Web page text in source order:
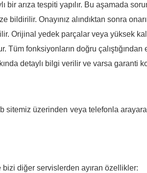
arıza tespiti yapılır. Bu aşamada
Onayınız alındıktan sonra
Orijinal yedek parçalar veya yüksek
Tüm fonksiyonların doğru çalıştığından
detaylı bilgi verilir ve varsa garanti
üzerinden veya telefonla
diğer servislerden ayıran özellikler: